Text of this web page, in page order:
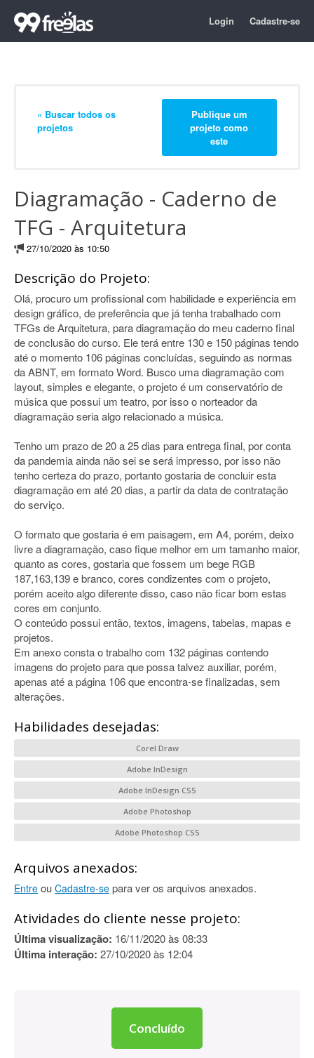
Login Cadastre-se
« Buscar todos os
projetos
Publique um
projeto como
este
Diagramação - Caderno de
TFG - Arquitetura
27/10/2020 às 10:50
Descrição do Projeto:
Olá, procuro um profissional com habilidade e experiência em
design gráfico, de preferência que já tenha trabalhado com
TFGs de Arquitetura, para diagramação do meu caderno final
de conclusão do curso. Ele terá entre 130 e 150 páginas tendo
até o momento 106 páginas concluídas, seguindo as normas
da ABNT, em formato Word. Busco uma diagramação com
layout, simples e elegante, o projeto é um conservatório de
música que possui um teatro, por isso o norteador da
diagramação seria algo relacionado a música.
Tenho um prazo de 20 a 25 dias para entrega final, por conta
da pandemia ainda não sei se será impresso, por isso não
tenho certeza do prazo, portanto gostaria de concluir esta
diagramação em até 20 dias, a partir da data de contratação
do serviço.
O formato que gostaria é em paisagem, em A4, porém, deixo
livre a diagramação, caso fique melhor em um tamanho maior,
quanto as cores, gostaria que fossem um bege RGB
187,163,139 e branco, cores condizentes com o projeto,
porém aceito algo diferente disso, caso não ficar bom estas
cores em conjunto.
O conteúdo possui então, textos, imagens, tabelas, mapas e
projetos.
Em anexo consta o trabalho com 132 páginas contendo
imagens do projeto para que possa talvez auxiliar, porém,
apenas até a página 106 que encontra-se finalizadas, sem
alterações.
Habilidades desejadas:
Corel Draw
Adobe InDesign
Adobe InDesign CS5
Adobe Photoshop
Adobe Photoshop CS5
Arquivos anexados:
Entre ou Cadastre-se para ver os arquivos anexados.
Atividades do cliente nesse projeto:
Última visualização: 16/11/2020 às 08:33
Última interação: 27/10/2020 às 12:04
Concluído